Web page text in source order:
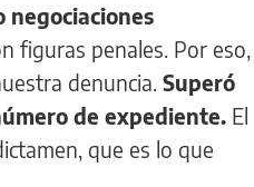
negociaciones
figuras penales. Por eso,
denuncia. Superó
de expediente. El
que es lo que